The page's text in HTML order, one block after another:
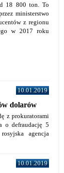
18 800 ton. To
ministerstwo
z regionu
w 2017 roku
10.01.2019
dolarów
z prokuratorami
o defraudację 5
agencja
10.01.2019